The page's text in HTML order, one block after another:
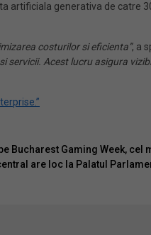
artificiala generativa de catre
costurilor si eficienta”, a
Acest lucru asigura
Bucharest Gaming Week,
are loc la Palatul